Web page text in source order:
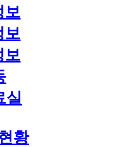
보
보
보
실
황